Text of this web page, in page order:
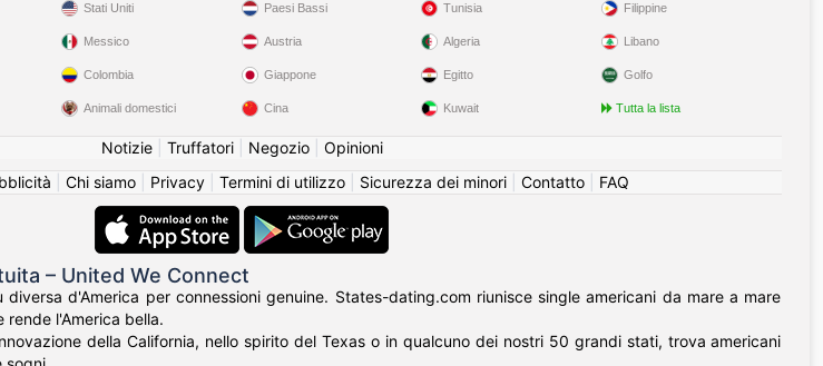
Stati Uniti
Messico
Colombia
Animali domestici
Paesi Bassi
Austria
Giappone
Cina
Tunisia
Algeria
Egitto
Kuwait
Filippine
Libano
Golfo
Tutta la lista
Notizie| Truffatori| Negozio| Opinioni
Chi siamo Privacy Termini di utilizzo Sicurezza dei minori Contatto FAQ
– United We Connect
d'America per connessioni genuine. States-dating.com riunisce single americani da mare a mare
l'America bella.
della California, nello spirito del Texas o in qualcuno dei nostri 50 grandi stati, trova americani